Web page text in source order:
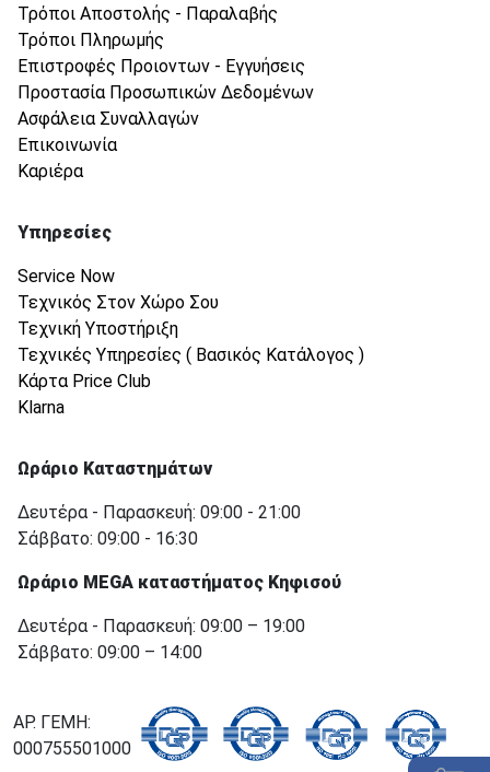
Τρόποι Αποστολής - Παραλαβής
Τρόποι Πληρωμής
Επιστροφές Προιοντων - Εγγυήσεις
Προστασία Προσωπικών Δεδομένων
Ασφάλεια Συναλλαγών
Επικοινωνία
Καριέρα
Υπηρεσίες
Service Now
Τεχνικός Στον Χώρο Σου
Τεχνική Υποστήριξη
Τεχνικές Υπηρεσίες ( Βασικός Κατάλογος )
Κάρτα Price Club
Klarna
Ωράριο Καταστημάτων
Δευτέρα - Παρασκευή: 09:00 - 21:00
Σάββατο: 09:00 - 16:30
Ωράριο MEGA καταστήματος Κηφισού
Δευτέρα - Παρασκευή: 09:00 – 19:00
Σάββατο: 09:00 – 14:00
ΑΡ. ΓΕΜΗ:
000755501000